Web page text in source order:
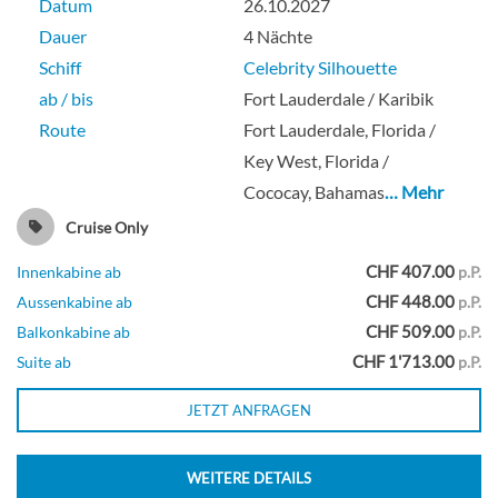
Suite
Deck Panorama
Innenkabine
Inside-[I2]
Datum
26.10.2027
Dauer
4 Nächte
Schiff
Celebrity Silhouette
ab / bis
Fort Lauderdale / Karibik
Route
Fort Lauderdale, Florida /
Key West, Florida /
Cococay, Bahamas… Mehr
Cruise Only
Innenkabine ab CHF 407.00 p.P.
Aussenkabine ab
CHF 448.00 p.P.
Balkonkabine ab
CHF 509.00 p.P.
Suite ab
CHF 1'713.00 p.P.
JETZT ANFRAGEN
WEITERE DETAILS